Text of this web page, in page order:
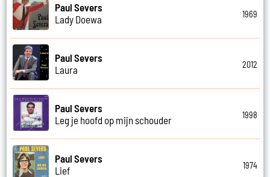
Paul Severs
Lady Doewa
1969
Paul Severs
Laura
2012
Paul Severs
Leg je hoofd op mijn schouder
1998
Paul Severs
Lief
1974